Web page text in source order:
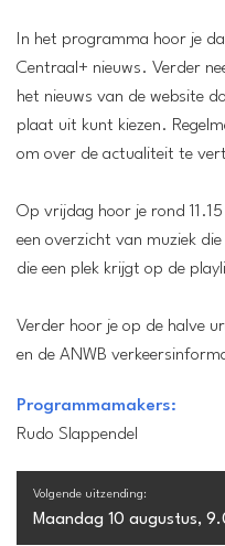
In het programma hoor je
Centraal+ nieuws. Verder
het nieuws van de website
plaat uit kunt kiezen.
om over de actualiteit te
Op vrijdag hoor je rond
een overzicht van muziek
die een plek krijgt op de
Verder hoor je op de halve
en de ANWB
Programmamakers:
Rudo Slappendel
Volgende uitzending:
Maandag 10 augustus,